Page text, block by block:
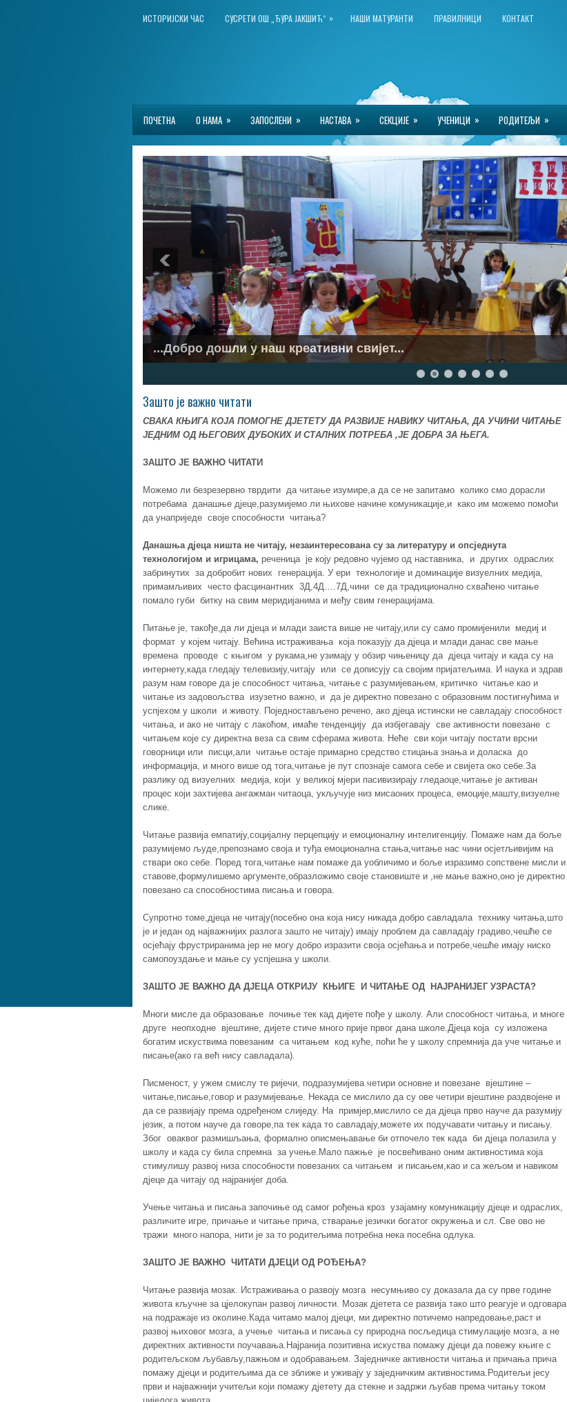
ИСТОРИЈСКИ ЧАС СУСРЕТИ ОШ „ЂУРА ЈАКШИЋ“ » НАШИ МАТУРАНТИ ПРАВИЛНИЦИ КОНТАКТ
ПОЧЕТНА О НАМА » ЗАПОСЛЕНИ » НАСТАВА » СЕКЦИЈЕ » УЧЕНИЦИ » РОДИТЕЉИ »
...Ускликнимо с љубављу...
Зашто је важно читати
СВАКА КЊИГА КОЈА ПОМОГНЕ ДЈЕТЕТУ ДА РАЗВИЈЕ НАВИКУ ЧИТАЊА, ДА УЧИНИ ЧИТАЊЕ
ЈЕДНИМ ОД ЊЕГОВИХ ДУБОКИХ И СТАЛНИХ ПОТРЕБА ,ЈЕ ДОБРА ЗА ЊЕГА.
ЗАШТО ЈЕ ВАЖНО ЧИТАТИ
Можемо ли безрезервно тврдити да читање изумире,а да се не запитамо колико смо дорасли
потребама данашње дјеце,разумијемо ли њихове начине комуникације,и како им можемо помоћи
да унаприједе своје способности читања?
Данашња дјеца ништа не читају, незаинтересована су за литературу и опсједнута
технологијом и игрицама, реченица је коју редовно чујемо од наставника, и других одраслих
забринутих за добробит нових генерација. У ери технологије и доминације визуелних медија,
примамљивих често фасцинантних 3Д,4Д….7Д,чини се да традиционално схваћено читање
помало губи битку на свим меридијанима и међу свим генерацијама.
Питање је, такође,да ли дјеца и млади заиста више не читају,или су само промијенили медиј и
формат у којем читају. Већина истраживања која показују да дјеца и млади данас све мање
времена проводе с књигом у рукама,не узимају у обзир чињеницу да дјеца читају и када су на
интернету,када гледају телевизију,читају или се дописују са својим пријатељима. И наука и здрав
разум нам говоре да је способност читања, читање с разумијевањем, критичко читање као и
читање из задовољства изузетно важно, и да је директно повезано с образовним постигнућима и
успјехом у школи и животу. Поједностављено речено, ако дјеца истински не савладају способност
читања, и ако не читају с лакоћом, имаће тенденцију да избјегавају све активности повезане с
читањем које су директна веза са свим сферама живота. Неће сви који читају постати врсни
говорници или писци,али читање остаје примарно средство стицања знања и доласка до
информација, и много више од тога,читање је пут спознаје самога себе и свијета око себе.За
разлику од визуелних медија, који у великој мјери пасивизирају гледаоце,читање је активан
процес који захтијева ангажман читаоца, укључује низ мисаоних процеса, емоције,машту,визуелне
слике.
Читање развија емпатију,социјалну перцепцију и емоционалну интелигенцију. Помаже нам да боље
разумијемо људе,препознамо своја и туђа емоционална стања,читање нас чини осјетљивијим на
ствари око себе. Поред тога,читање нам помаже да уобличимо и боље изразимо сопствене мисли и
ставове,формулишемо аргументе,образложимо своје становиште и ,не мање важно,оно је директно
повезано са способностима писања и говора.
Супротно томе,дјеца не читају(посебно она која нису никада добро савладала технику читања,што
је и један од најважнијих разлога зашто не читају) имају проблем да савладају градиво,чешће се
осјећају фрустриранима јер не могу добро изразити своја осјећања и потребе,чешће имају ниско
самопоуздање и мање су успјешна у школи.
ЗАШТО ЈЕ ВАЖНО ДА ДЈЕЦА ОТКРИЈУ КЊИГЕ И ЧИТАЊЕ ОД НАЈРАНИЈЕГ УЗРАСТА?
Многи мисле да образовање почиње тек кад дијете пође у школу. Али способност читања, и многе
друге неопходне вјештине, дијете стиче много прије првог дана школе.Дјеца која су изложена
богатим искуствима повезаним са читањем код куће, поћи ће у школу спремнија да уче читање и
писање(ако га већ нису савладала).
Писменост, у ужем смислу те ријечи, подразумијева четири основне и повезане вјештине –
читање,писање,говор и разумијевање. Некада се мислило да су ове четири вјештине раздвојене и
да се развијају према одређеном слиједу. На примјер,мислило се да дјеца прво науче да разумију
језик, а потом науче да говоре,па тек када то савладају,можете их подучавати читању и писању.
Због оваквог размишљања, формално описмењавање би отпочело тек када би дјеца полазила у
школу и када су била спремна за учење.Мало пажње је посвећивано оним активностима која
стимулишу развој низа способности повезаних са читањем и писањем,као и са жељом и навиком
дјеце да читају од најранијег доба.
Учење читања и писања започиње од самог рођења кроз узајамну комуникацију дјеце и одраслих,
различите игре, причање и читање прича, стварање језички богатог окружења и сл. Све ово не
тражи много напора, нити је за то родитељима потребна нека посебна одлука.
ЗАШТО ЈЕ ВАЖНО ЧИТАТИ ДЈЕЦИ ОД РОЂЕЊА?
Читање развија мозак. Истраживања о развоју мозга несумњиво су доказала да су прве године
живота кључне за цјелокупан развој личности. Мозак дјетета се развија тако што реагује и одговара
на подражаје из околине.Када читамо малој дјеци, ми директно потичемо напредовање,раст и
развој њиховог мозга, а учење читања и писања су природна посљедица стимулације мозга, а не
директних активности поучавања.Најранија позитивна искуства помажу дјеци да повежу књиге с
родитељском љубављу,пажњом и одобравањем. Заједничке активности читања и причања прича
помажу дјеци и родитељима да се зближе и уживају у заједничким активностима.Родитељи јесу
први и најважнији учитељи који помажу дјетету да стекне и задржи љубав према читању током